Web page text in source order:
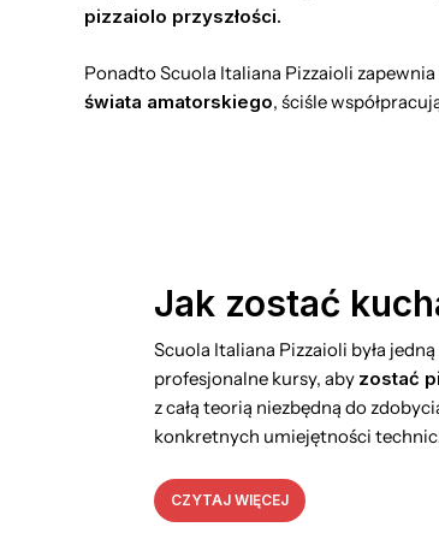
pizzaiolo przyszłości.
Ponadto Scuola Italiana Pizzaioli zapewnia
świata amatorskiego, ściśle
Jak zostać
Scuola Italiana Pizzaioli była
profesjonalne kursy, aby zostać
z całą teorią niezbędną do
konkretnych umiejętności
CZYTAJ WIĘCEJ